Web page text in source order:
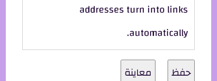
addresses turn into links
automatically.